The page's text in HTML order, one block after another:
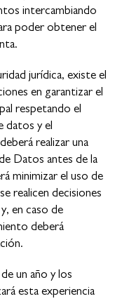
intercambiando
poder obtener el
jurídica, existe el
en garantizar el
respetando el
datos y el
realizar una
Datos antes de la
minimizar el uso de
realicen decisiones
en caso de
deberá
un año y los
esta experiencia